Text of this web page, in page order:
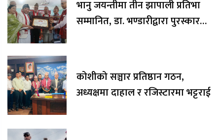
भानु जयन्तीमा तीन झापाली प्रतिभा
सम्मानित, डा. भण्डारीद्वारा पुरस्कार
कोशीको सञ्चार प्रतिष्ठान गठन,
अध्यक्षमा दाहाल र रजिस्टारमा भट्टराई